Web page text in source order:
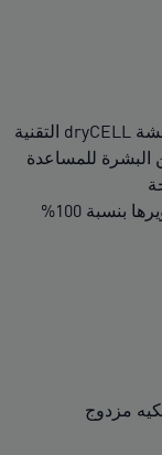
التحكم في الرطوبة: تعمل أقمشة dryCELL التقنية
البشرة للمساعدة
منتج مصنوع من مواد معاد تدويرها بنسبة 100%
مزدوج